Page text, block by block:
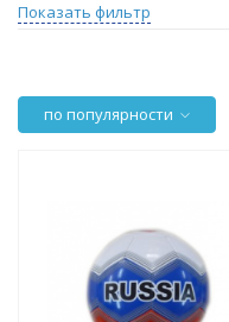
Показать фильтр
по популярности